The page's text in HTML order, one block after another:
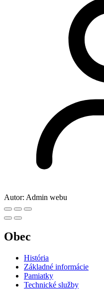
Autor: Admin webu
Obec
História
Základné informácie
Pamiatky
Technické služby